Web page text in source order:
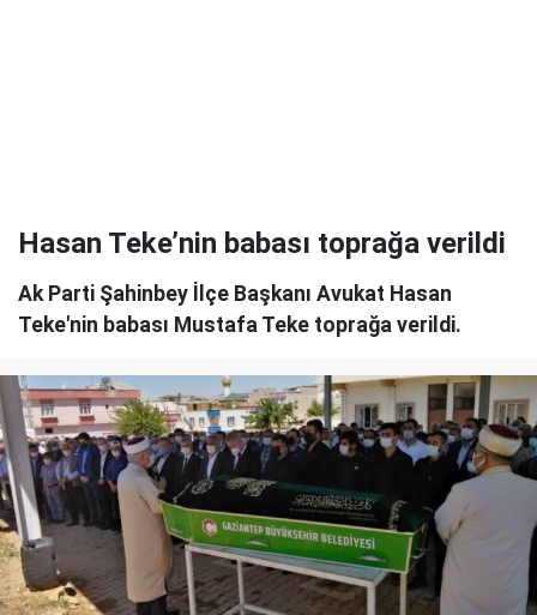
Hasan Teke’nin babası toprağa verildi
Ak Parti Şahinbey İlçe Başkanı Avukat Hasan
Teke'nin babası Mustafa Teke toprağa verildi.